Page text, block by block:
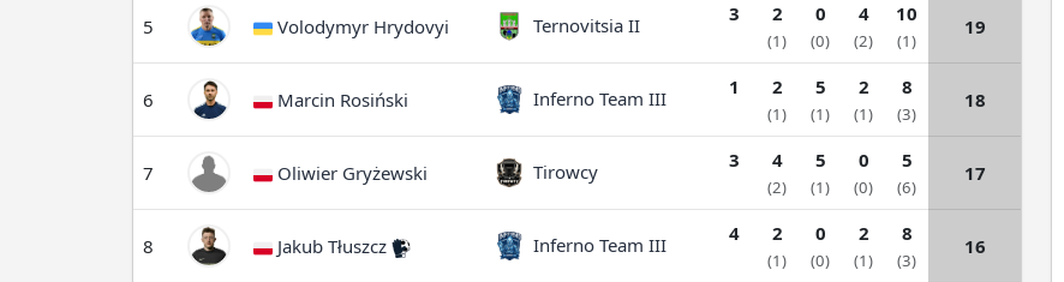
5 Volodymyr Hrydovyi Ternovitsia II 3 2
(1)
0
(0)
4
(2)
10
(1)
19
6 Marcin Rosiński Inferno Team III 1 2
(1)
5
(1)
2
(1)
8
(3)
18
7 Oliwier Gryżewski Tirowcy 3 4
(2)
5
(1)
0
(0)
5
(6)
17
8 Jakub Tłuszcz Inferno Team III 4 2
(1)
0
(0)
2
(1)
8
(3)
16